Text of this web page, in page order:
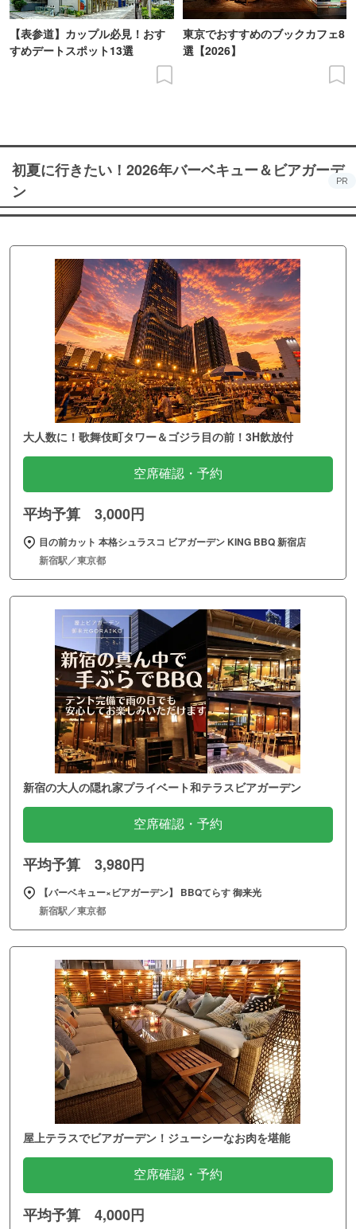
【表参道】カップル必見！おす
すめデートスポット13選
東京でおすすめのブックカフェ8
選【2026】
初夏に行きたい！2026年バーベキュー＆ビアガーデ
ン
PR
大人数に！歌舞伎町タワー＆ゴジラ目の前！3H飲放付
空席確認・予約
平均予算 3,000円
目の前カット 本格シュラスコ ビアガーデン KING BBQ 新宿店
新宿駅／東京都
新宿の大人の隠れ家プライベート和テラスビアガーデン
空席確認・予約
平均予算 3,980円
【バーベキュー×ビアガーデン】 BBQてらす 御来光
新宿駅／東京都
屋上テラスでビアガーデン！ジューシーなお肉を堪能
空席確認・予約
平均予算 4,000円